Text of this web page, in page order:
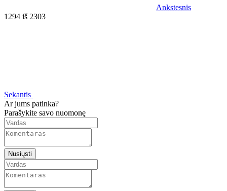
Ankstesnis
1294 iš 2303
Sekantis
Ar jums patinka?
Parašykite savo nuomonę
Nusiųsti